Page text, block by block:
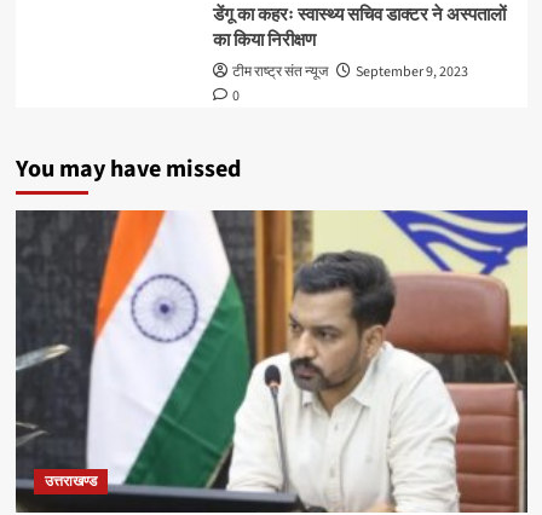
डेंगू का कहरः स्वास्थ्य सचिव डाक्टर ने अस्पतालों
का किया निरीक्षण
टीम राष्ट्र संत न्यूज
September 9, 2023
0
You may have missed
उत्तराखण्ड